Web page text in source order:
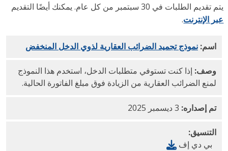
الطلبات في 30 سبتمبر من كل عام. يمكنك أيضًا التقديم
الإنترنت.
اسم:نموذج تجميد الضرائب العقارية لذوي الدخل المنخفضPDF
وصف:إذا كنت تستوفي متطلبات الدخل، استخدم هذا النموذج
لمنع الضرائب العقارية من الزيادة فوق مبلغ الفاتورة الحالية.
تم إصداره:3 ديسمبر 2025
التنسيق:
بي دي إف